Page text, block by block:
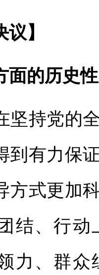
】
的历史性
持党的全
到有力保
方式更加
结、行
力、群